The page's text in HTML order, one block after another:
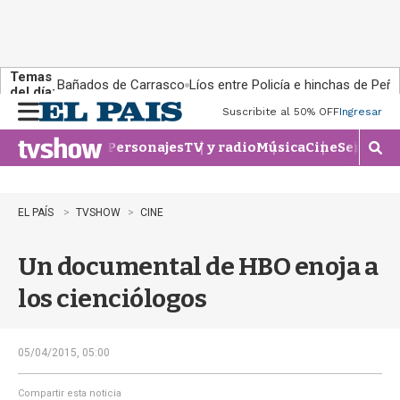
Temas
del día:Bañados de Carrasco Líos entre Policía e hinchas de
n
u
Suscribite al 50% OFFIngresar
PersonajesTV y radioMúsicaCineSeries
M
o
r
b
e
EL PAÍS TVSHOW CINE
Un documental de HBO enoja a
los cienciólogos
05/04/2015, 05:00
Compartir esta noticia